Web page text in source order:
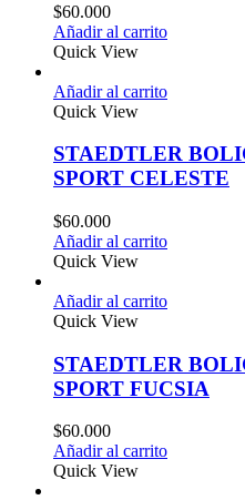
$60.000
Añadir al carrito
Quick View
Añadir al carrito
Quick View
STAEDTLER
SPORT CELESTE
$60.000
Añadir al carrito
Quick View
Añadir al carrito
Quick View
STAEDTLER
SPORT FUCSIA
$60.000
Añadir al carrito
Quick View